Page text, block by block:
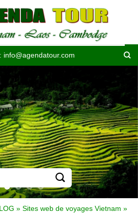
info@agendatour.com
» Sites web de voyages Vietnam »